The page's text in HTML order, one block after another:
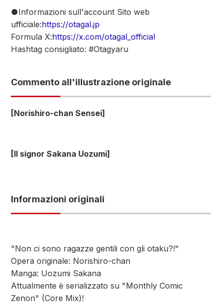
●Informazioni sull'account Sito web
ufficiale:https://otagal.jp
Formula X:https://x.com/otagal_official
Hashtag consigliato: #Otagyaru
Commento all'illustrazione originale
[Norishiro-chan Sensei]
[Il signor Sakana Uozumi]
Informazioni originali
"Non ci sono ragazze gentili con gli otaku?!"
Opera originale: Norishiro-chan
Manga: Uozumi Sakana
Attualmente è serializzato su "Monthly Comic
Zenon" (Core Mix)!